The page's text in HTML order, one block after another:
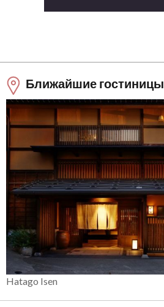
Ближайшие гостиницы
Hatago Isen